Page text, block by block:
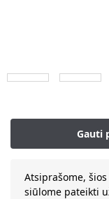
Atsiprašome,
siūlome pateikti